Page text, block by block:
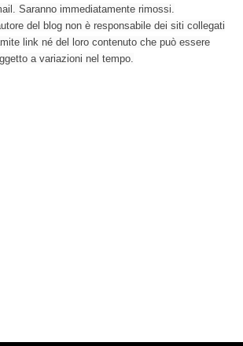
Saranno immediatamente rimossi.
del blog non è responsabile dei siti collegati
link né del loro contenuto che può essere
a variazioni nel tempo.